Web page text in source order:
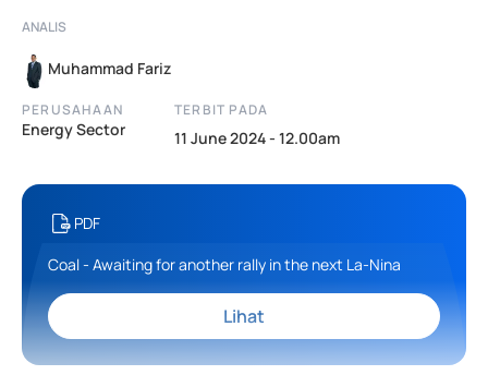
ANALIS
Muhammad Fariz
PERUSAHAAN
Energy Sector
TERBIT PADA
11 June 2024 - 12.00am
PDF
Coal - Awaiting for another rally in the next La-Nina
Lihat